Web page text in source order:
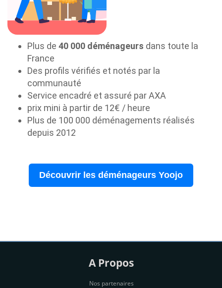
Plus de 40 000 déménageurs dans toute la
France
Des profils vérifiés et notés par la
communauté
Service encadré et assuré par AXA
prix mini à partir de 12€ / heure
Plus de 100 000 déménagements réalisés
depuis 2012
Découvrir les déménageurs Yoojo
A Propos
Nos partenaires